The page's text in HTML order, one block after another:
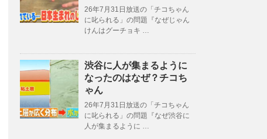
26年7月31日放送の「チコちゃん
に叱られる」の問題『なぜじゃん
けんはグーチョキ …
渋谷に人が集まるように
なったのはなぜ？チコち
ゃん
26年7月31日放送の「チコちゃん
に叱られる」の問題『なぜ渋谷に
人が集まるように …